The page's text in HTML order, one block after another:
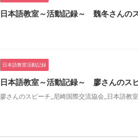
日本語教室～活動記録～ 魏冬さん
日本語教室活動記録
日本語教室～活動記録～ 廖さんの
廖さんのスピーチ_尼崎国際交流協会_日本語教